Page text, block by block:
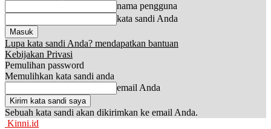
nama pengguna
kata sandi Anda
Lupa kata sandi Anda? mendapatkan bantuan
Kebijakan Privasi
Pemulihan password
Memulihkan kata sandi anda
email Anda
Sebuah kata sandi akan dikirimkan ke email Anda.
Kinni.id